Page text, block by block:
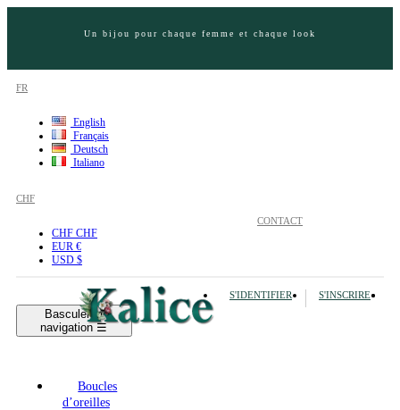
Un bijou pour chaque femme et chaque look
FR
English
Français
Deutsch
Italiano
CHF
CHF CHF
EUR €
USD $
CONTACT
S'IDENTIFIER S'INSCRIRE
Basculer la
navigation ☰
Boucles
d’oreilles